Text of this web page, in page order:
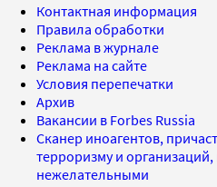
Контактная информация
Правила обработки
Реклама в журнале
Реклама на сайте
Условия перепечатки
Архив
Вакансии в Forbes Russia
Сканер иноагентов,
терроризму и
нежелательными